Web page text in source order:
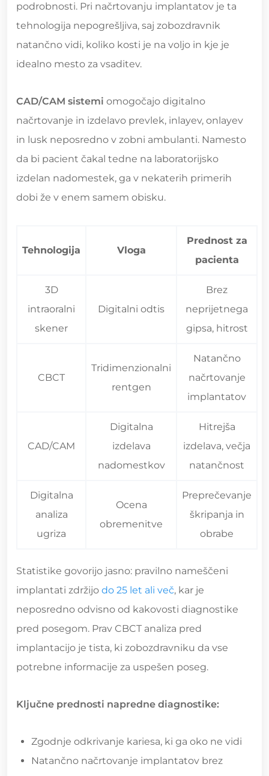
podrobnosti. Pri načrtovanju implantatov je ta
tehnologija nepogrešljiva, saj zobozdravnik
natančno vidi, koliko kosti je na voljo in kje je
idealno mesto za vsaditev.
CAD/CAM sistemi omogočajo digitalno
načrtovanje in izdelavo prevlek, inlayev, onlayev
in lusk neposredno v zobni ambulanti. Namesto
da bi pacient čakal tedne na laboratorijsko
izdelan nadomestek, ga v nekaterih primerih
dobi že v enem samem obisku.
Tehnologija Vloga
Prednost za
pacienta
3D
intraoralni
skener
Digitalni odtis
Brez
neprijetnega
gipsa, hitrost
CBCT
Tridimenzionalni
rentgen
Natančno
načrtovanje
implantatov
CAD/CAM
Digitalna
izdelava
nadomestkov
Hitrejša
izdelava, večja
natančnost
Digitalna
analiza
ugriza
Ocena
obremenitve
Preprečevanje
škripanja in
obrabe
Statistike govorijo jasno: pravilno nameščeni
implantati zdržijo do 25 let ali več, kar je
neposredno odvisno od kakovosti diagnostike
pred posegom. Prav CBCT analiza pred
implantacijo je tista, ki zobozdravniku da vse
potrebne informacije za uspešen poseg.
Ključne prednosti napredne diagnostike:
Zgodnje odkrivanje kariesa, ki ga oko ne vidi
Natančno načrtovanje implantatov brez